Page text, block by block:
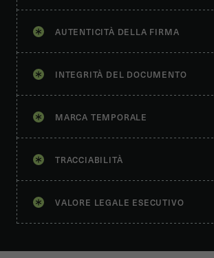
AUTENTICITÀ DELLA FIRMA
INTEGRITÀ DEL DOCUMENTO
MARCA TEMPORALE
TRACCIABILITÀ
VALORE LEGALE ESECUTIVO